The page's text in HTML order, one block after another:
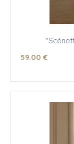
59.00 €